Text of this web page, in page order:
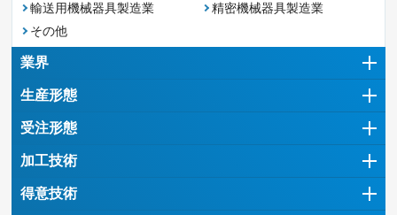
輸送用機械器具製造業
精密機械器具製造業
その他
業界
生産形態
受注形態
加工技術
得意技術